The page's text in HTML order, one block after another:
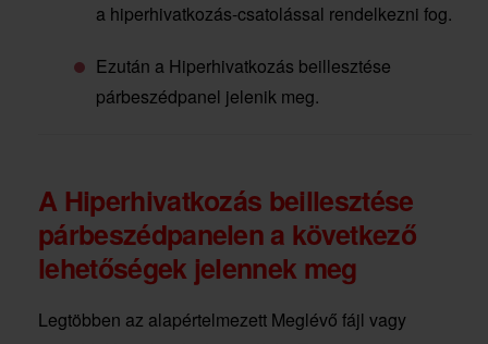
a hiperhivatkozás-csatolással rendelkezni fog.
Ezután a Hiperhivatkozás beillesztése
párbeszédpanel jelenik meg.
A Hiperhivatkozás beillesztése
párbeszédpanelen a következő
lehetőségek jelennek meg
Legtöbben az alapértelmezett Meglévő fájl vagy